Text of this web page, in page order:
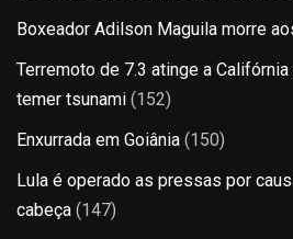
Boxeador Adilson Maguila morre
Terremoto de 7.3 atinge a
temer tsunami (152)
Enxurrada em Goiânia (150)
Lula é operado as pressas por
cabeça (147)